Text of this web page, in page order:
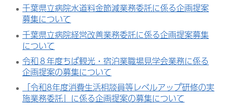
千葉県立病院水道料金節減業務委託に係る企画提案
募集について
千葉県立病院経営改善業務委託に係る企画提案募集
について
令和８年度ちば観光・宿泊業職場見学会業務に係る
企画提案の募集について
「令和8年度消費生活相談員等レベルアップ研修の実
施業務委託」に係る企画提案の募集について